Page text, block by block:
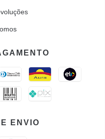
ENVIO